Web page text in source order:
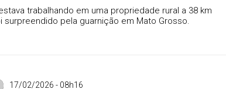
trabalhando em uma propriedade rural a 38 km
surpreendido pela guarnição em Mato Grosso.
17/02/2026 - 08h16